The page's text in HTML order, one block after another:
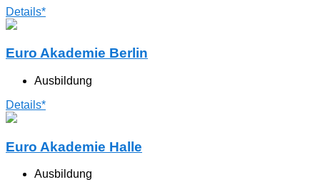
Details*
Euro Akademie Berlin
Ausbildung
Details*
Euro Akademie Halle
Ausbildung